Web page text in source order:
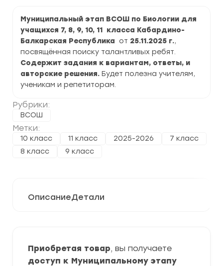
Муниципальный этап ВСОШ по Биологии для
учащихся 7, 8, 9, 10, 11 класса Кабардино-
Балкарская Республика от 25.11.2025 г.,
посвящённая поиску талантливых ребят.
Содержит задания к вариантам, ответы, и
авторские решения. Будет полезна учителям,
ученикам и репетиторам.
Рубрики:
ВСОШ
Метки:
10 класс 11 класс 2025-2026
7 класс
8 класс
9 класс
ОписаниеДетали
Приобретая товар, вы получаете
доступ к Муниципальному этапу